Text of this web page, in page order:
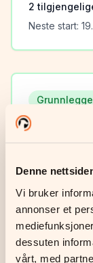
Denne
Vi bruker
annonser et
dessuten
vårt, med
2
Neste start:
måneder
og
uker,
2270kr